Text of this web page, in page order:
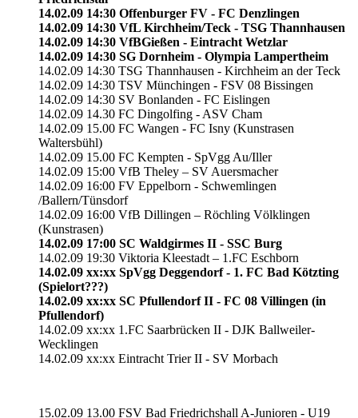
14.02.09 14:30 Offenburger FV - FC Denzlingen
14.02.09 14:30 VfL Kirchheim/Teck - TSG Thannhausen
14.02.09 14:30 VfBGießen - Eintracht Wetzlar
14.02.09 14:30 SG Dornheim - Olympia Lampertheim
14.02.09 14:30 TSG Thannhausen - Kirchheim an der Teck
14.02.09 14:30 TSV Münchingen - FSV 08 Bissingen
14.02.09 14:30 SV Bonlanden - FC Eislingen
14.02.09 14.30 FC Dingolfing - ASV Cham
14.02.09 15.00 FC Wangen - FC Isny (Kunstrasen
Waltersbühl)
14.02.09 15.00 FC Kempten - SpVgg Au/Iller
14.02.09 15:00 VfB Theley – SV Auersmacher
14.02.09 16:00 FV Eppelborn - Schwemlingen
/Ballern/Tünsdorf
14.02.09 16:00 VfB Dillingen – Röchling Völklingen
(Kunstrasen)
14.02.09 17:00 SC Waldgirmes II - SSC Burg
14.02.09 19:30 Viktoria Kleestadt – 1.FC Eschborn
14.02.09 xx:xx SpVgg Deggendorf - 1. FC Bad Kötzting
(Spielort???)
14.02.09 xx:xx SC Pfullendorf II - FC 08 Villingen (in
Pfullendorf)
14.02.09 xx:xx 1.FC Saarbrücken II - DJK Ballweiler-
Wecklingen
14.02.09 xx:xx Eintracht Trier II - SV Morbach
15.02.09 13.00 FSV Bad Friedrichshall A-Junioren - U19